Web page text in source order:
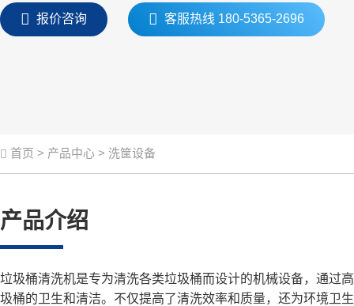
报价咨询 客服热线 180-5365-2696
首页 > 产品中心 > 洗筐设备
产品介绍
垃圾桶清洗机是专为清洗各类垃圾桶而设计的机械设备，通过
圾桶的卫生和清洁。不仅提高了清洗效率和质量，还为环境卫